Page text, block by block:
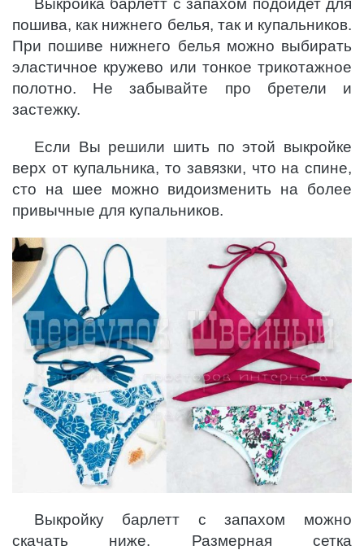
Выкройка барлетт с запахом подойдет для
пошива, как нижнего белья, так и купальников.
При пошиве нижнего белья можно выбирать
эластичное кружево или тонкое трикотажное
полотно. Не забывайте про бретели и
застежку.
Если Вы решили шить по этой выкройке
верх от купальника, то завязки, что на спине,
сто на шее можно видоизменить на более
привычные для купальников.
Выкройку барлетт с запахом можно
скачать ниже. Размерная сетка